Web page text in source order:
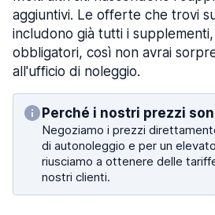
aggiuntivi. Le offerte che trovi
includono già tutti i
obbligatori, così non avrai
all'ufficio di noleggio.
Perché i nostri prezzi
Negoziamo i prezzi
di autonoleggio e per un
riusciamo a ottenere delle
nostri clienti.